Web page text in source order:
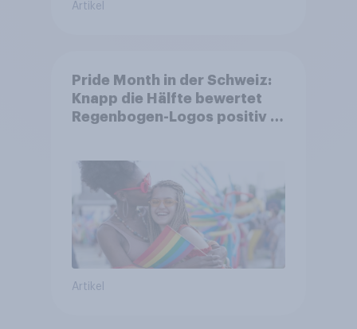
Artikel
Pride Month in der Schweiz:
Knapp die Hälfte bewertet
Regenbogen-Logos positiv –
Artikel